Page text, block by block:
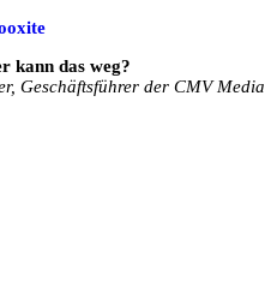
kann das weg?
Geschäftsführer der CMV Media